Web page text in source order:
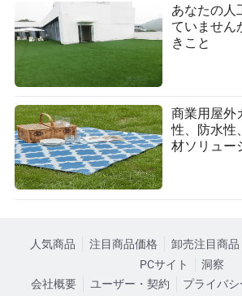
あなたの人
ていません
きこと
商業用屋外
性、防水性
材ソリュー
人気商品 注目商品価格 卸売注目商品
PCサイト
洞察
会社概要
ユーザー・契約 プライバ